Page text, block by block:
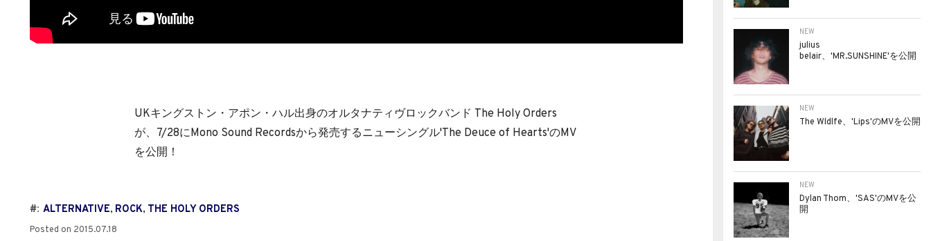
UKキングストン・アポン・ハル出身のオルタナティヴロックバンド The Holy Orders
が、7/28にMono Sound Recordsから発売するニューシングル'The Deuce of Hearts'のMV
を公開！
#: ALTERNATIVE, ROCK, THE HOLY ORDERS
Posted on 2015.07.18
NEW
julius
belair、'MR.SUNSHINE'を公開
NEW
The Wldlfe、'Lips'のMVを公開
NEW
Dylan Thom、'SAS'のMVを公
開